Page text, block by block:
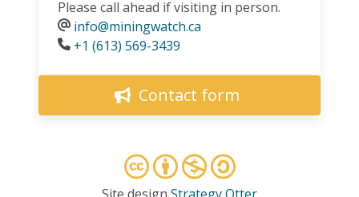
Please call ahead if visiting in person.
info@miningwatch.ca
Phone
+1 (613) 569-3439
Contact form
Site design Strategy Otter